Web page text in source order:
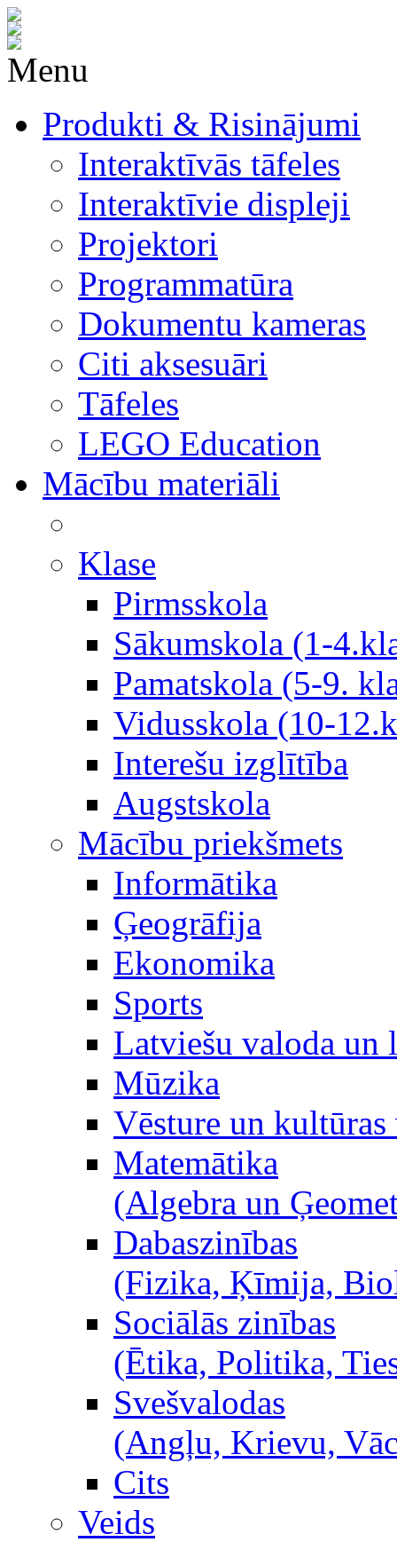
Menu
Produkti & Risinājumi
Interaktīvās tāfeles
Interaktīvie displeji
Projektori
Programmatūra
Dokumentu kameras
Citi aksesuāri
Tāfeles
LEGO Education
Mācību materiāli
Klase
Pirmsskola
Sākumskola (1-
Pamatskola (5-9.
Vidusskola (10-
Interešu izglītība
Augstskola
Mācību priekšmets
Informātika
Ģeogrāfija
Ekonomika
Sports
Latviešu valoda un
Mūzika
Vēsture un kultūras
Matemātika
(Algebra un
Dabaszinības
(Fizika, Ķīmija,
Sociālās zinības
(Ētika, Politika,
Svešvalodas
(Angļu, Krievu,
Cits
Veids